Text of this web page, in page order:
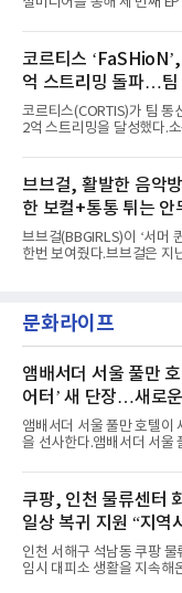
AxMxP는 '카운트다운 판
정적인 실력을 입증했고,
페스티벌', '뷰티풀 민트 라
heart(와일드 하트)’라는
토에는 멤버들의 본능적이
강렬하게 담겼다. 짙은 아이
붉은빛의 컬러 렌즈가 비현
아내고, 여러 원색이 불규칙
러 헤어와 과감한 블루·블랙
고도 매혹적인 비주얼을 완
엣을 거침없이 결합했다. 멤
성을 살린 스타일링을 선
코르티스
억 스트리밍 돌파…팀
코르티스(CORTIS)가 팀 통
2억 스트리밍을 달성했다.
벌 오디오·음원 스트리밍
서 27일 자로 누적 재생 수
다”고 밝혔다.곡이 발표된
팀의 첫 번째 2억 스트리밍
록된 ‘GO!’다. 이 노래는 공
난달 26일 자에 2억 고지를
년 내 데뷔한 보이그룹의 곡
했다. “내 티, 5 bucks 바지
의 라이프 스타일
브브걸, 활발한 음악
한 보컬+통통 튀는 안
냥
브브걸(BBGIRLS)이 ‘서머
한번 보여줬다.브브걸은 지
MBC '쇼! 음악중심', SBS '인
악방송 무대에 올라 화려한
력을 앞세워 매 무대 색다른
특히 화사한 파스텔 톤의 비
마린룩, 햇살 아래 반짝이
스커트, 강렬한 붉은 계열의
다른 매력을 선보였다. 브브
패션을 완벽하게 소화하며
문화라이프
앰배서더 서울 풀만
어터’ 새 단장…새로
사
앰배서더 서울 풀만 호텔이
을 선사한다.앰배서더 서울
이야기를 담은 인형 극장 콘
시어터(Ambird Theater)’
다”고 밝혔다.앰배서더 서
한편에 마련된 앰버드 존을
관을 소개해왔다. 앰버드 존
행 중 수집한 다양한 굿즈를
닛(Ambird Planet)과 계절
쿠팡, 인천 물류센터
일상 복귀 지원 “지역
력”
인천 서해구 석남동 쿠팡 물
임시 대피소 생활을 지속해